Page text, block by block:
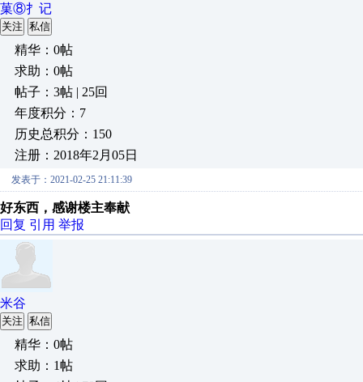
菓⑧扌记
关注 私信
精华：0帖
求助：0帖
帖子：3帖 | 25回
年度积分：7
历史总积分：150
注册：2018年2月05日
发表于：2021-02-25 21:11:39
好东西，感谢楼主奉献
回复 引用 举报
米谷
关注 私信
精华：0帖
求助：1帖